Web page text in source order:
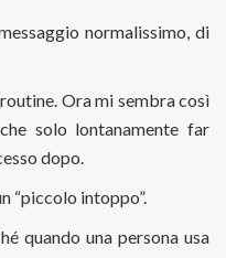
normalissimo, di
Ora mi sembra così
solo lontanamente far
dopo.
“piccolo intoppo”.
quando una persona usa